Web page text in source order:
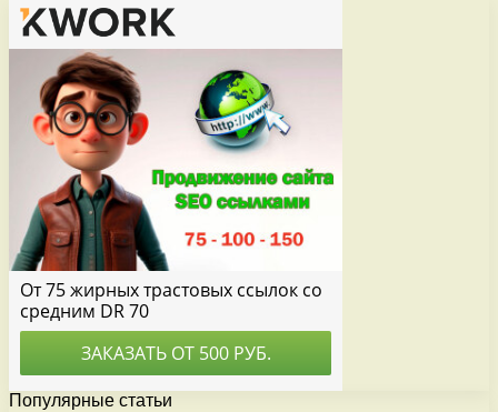
Популярные статьи